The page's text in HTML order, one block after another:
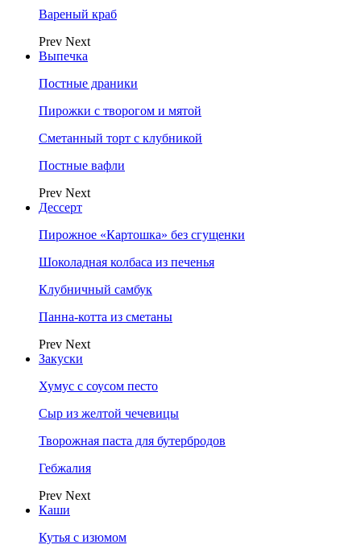
Вареный краб
Prev Next
Выпечка
Постные драники
Пирожки с творогом и мятой
Сметанный торт с клубникой
Постные вафли
Prev Next
Дессерт
Пирожное «Картошка» без сгущенки
Шоколадная колбаса из печенья
Клубничный самбук
Панна-котта из сметаны
Prev Next
Закуски
Хумус с соусом песто
Сыр из желтой чечевицы
Творожная паста для бутербродов
Гебжалия
Prev Next
Каши
Кутья с изюмом